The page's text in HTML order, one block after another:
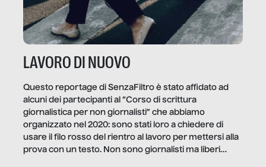
LAVORO DI NUOVO
Questo reportage di SenzaFiltro è stato affidato ad
alcuni dei partecipanti al “Corso di scrittura
giornalistica per non giornalisti” che abbiamo
organizzato nel 2020: sono stati loro a chiedere di
usare il filo rosso del rientro al lavoro per mettersi alla
prova con un testo. Non sono giornalisti ma liberi